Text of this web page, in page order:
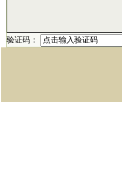
验证码：